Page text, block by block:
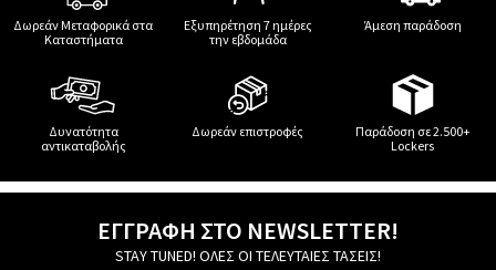
Δωρεάν Μεταφορικά στα
Καταστήματα
Εξυπηρέτηση 7 ημέρες
την εβδομάδα
Άμεση παράδοση
Δυνατότητα
αντικαταβολής
Δωρεάν επιστροφές
Παράδοση σε 2.500+
Lockers
ΕΓΓΡΑΦΗ ΣΤΟ NEWSLETTER!
STAY TUNED! ΟΛΕΣ ΟΙ ΤΕΛΕΥΤΑΙΕΣ ΤΑΣΕΙΣ!